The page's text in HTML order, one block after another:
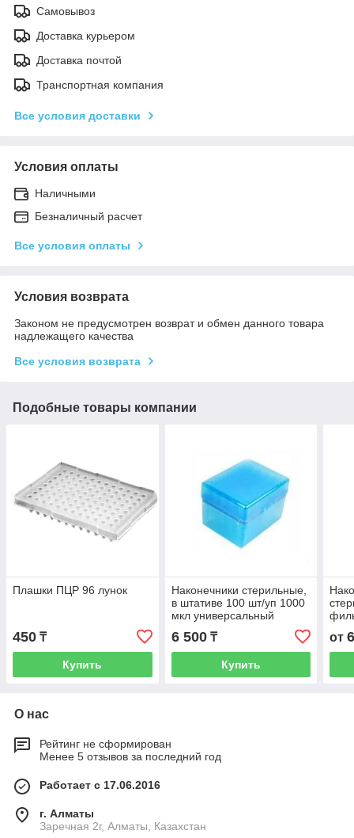
Самовывоз
Доставка курьером
Доставка почтой
Транспортная компания
Все условия доставки
Условия оплаты
Наличными
Безналичный расчет
Все условия оплаты
Условия возврата
Законом не предусмотрен возврат и обмен данного товара
надлежащего качества
Все условия возврата
Подобные товары компании
Плашки ПЦР 96 лунок
450 ₸
Купить
Наконечники стерильные,
в штативе 100 шт/уп 1000
мкл универсальный
Axygen (Кат. № TF-1000-
R-S)
6 500₸
Купить
S)
от
О нас
Рейтинг не сформирован
Менее 5 отзывов за последний год
Работает с 17.06.2016
г. Алматы
Заречная 2г, Алматы, Казахстан